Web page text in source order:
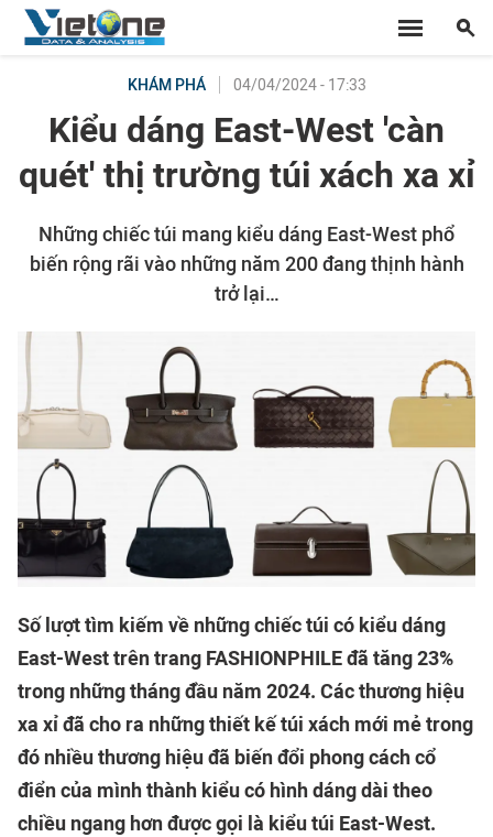
KHÁM PHÁ 04/04/2024 - 17:33
Kiểu dáng East-West 'càn
quét' thị trường túi xách xa xỉ
Những chiếc túi mang kiểu dáng East-West phổ
biến rộng rãi vào những năm 200 đang thịnh hành
trở lại…
Số lượt tìm kiếm về những chiếc túi có kiểu dáng
East-West trên trang FASHIONPHILE đã tăng 23%
trong những tháng đầu năm 2024. Các thương hiệu
xa xỉ đã cho ra những thiết kế túi xách mới mẻ trong
đó nhiều thương hiệu đã biến đổi phong cách cổ
điển của mình thành kiểu có hình dáng dài theo
chiều ngang hơn được gọi là kiểu túi East-West.